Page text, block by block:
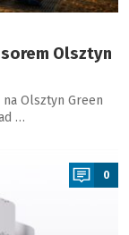
Olsztyn
Olsztyn Green
…
0